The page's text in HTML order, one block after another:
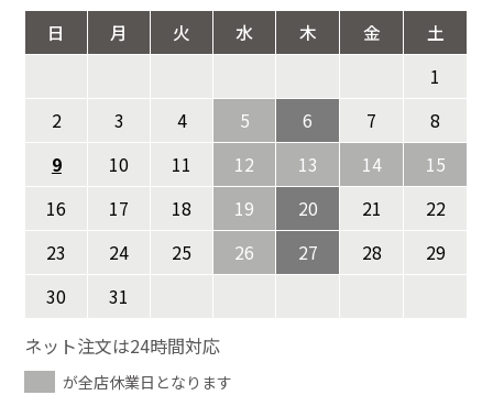
日 月 火 水 木 金
土
1
2
3 4 5 6 7
8
9
10 11 12 13 14
15
16
17 18 19 20 21
22
23
24 25 26 27 28
29
30
31
ネット注文は24時間対応
が全店休業日となります